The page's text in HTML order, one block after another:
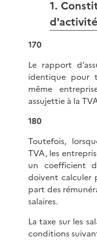
1.
170
Le rapport
identique pour
même
assujettie à la
180
Toutefois,
TVA, les
un coefficient
doivent calculer
part des
salaires.
La taxe sur les
conditions